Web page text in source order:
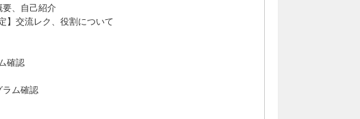
、自己紹介
】交流レク、役割について
確認
ム確認